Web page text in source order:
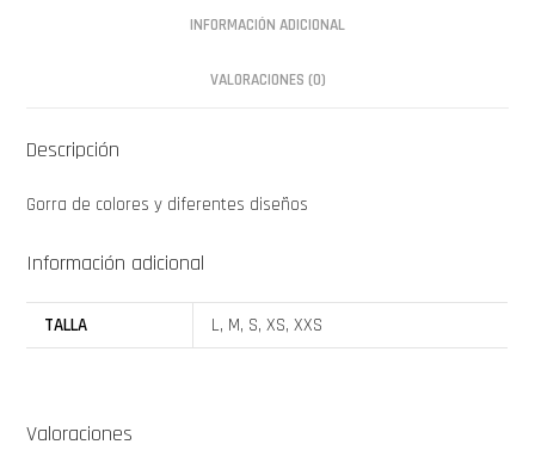
INFORMACIÓN ADICIONAL
VALORACIONES (0)
Descripción
Gorra de colores y diferentes diseños
Información adicional
TALLA L, M, S, XS, XXS
Valoraciones